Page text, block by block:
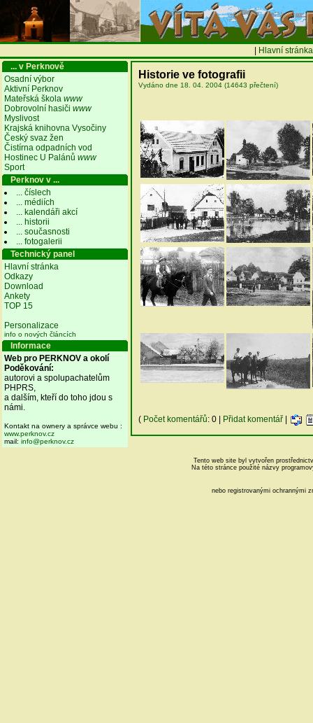
Hlavní stránka
... v Perknově
Osadní výbor
Aktivní Perknov
Mateřská škola www
Dobrovolní hasiči www
Myslivost
Krajská knihovna Vysočiny
Český svaz žen
Čistírna odpadních vod
Hostinec U Palánů www
Sport
Perknov v ...
... číslech
... médiích
... kalendáři akcí
... historii
... současnosti
... fotogalerii
Technický panel
Hlavní stránka
Odkazy
Download
Ankety
TOP 15
Personalizace
info o nových článcích
Informace
Web pro PERKNOV a okolí
Poděkování:
autorovi a spolupachatelům
PHPRS,
a dalším, kteří do toho jdou s
námi.
Kontakt na ownery a správce webu :
www.perknov.cz
mail: info@perknov.cz
Historie ve fotografii
Vydáno dne 18. 04. 2004 (14643 přečtení)
( Počet komentářů: 0 | Přidat komentář
Tento web site byl vytvořen
Na této stránce použité názvy
nebo registrovanými ochrannými